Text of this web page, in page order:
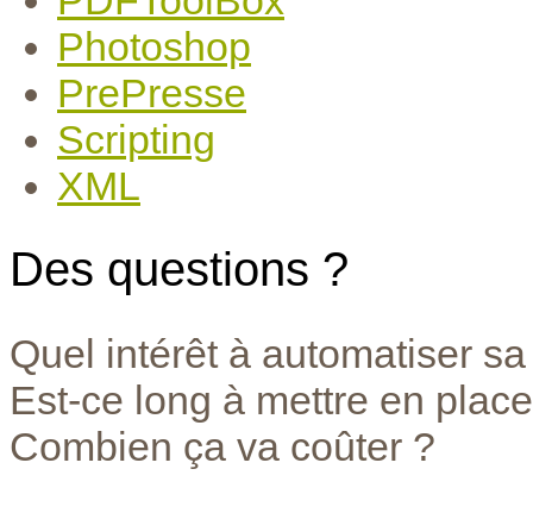
Photoshop
PrePresse
Scripting
XML
Des questions ?
Quel intérêt à automatiser
Est-ce long à mettre en
Combien ça va coûter ?